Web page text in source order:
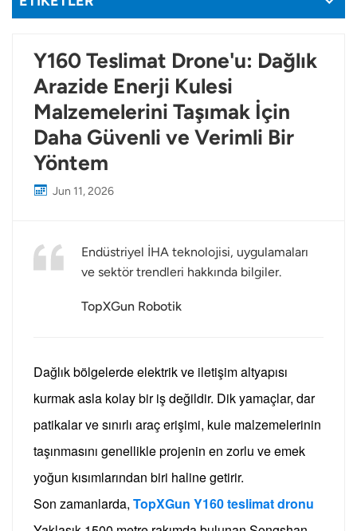
Y160 Teslimat Drone'u: Dağlık
Arazide Enerji Kulesi
Malzemelerini Taşımak İçin
Daha Güvenli ve Verimli Bir
Yöntem
Jun 11, 2026
Endüstriyel İHA teknolojisi, uygulamaları
ve sektör trendleri hakkında bilgiler.
TopXGun Robotik
Dağlık bölgelerde elektrik ve iletişim altyapısı
kurmak asla kolay bir iş değildir. Dik yamaçlar, dar
patikalar ve sınırlı araç erişimi, kule malzemelerinin
taşınmasını genellikle projenin en zorlu ve emek
yoğun kısımlarından biri haline getirir.
Son zamanlarda,TopXGun Y160 teslimat dronu